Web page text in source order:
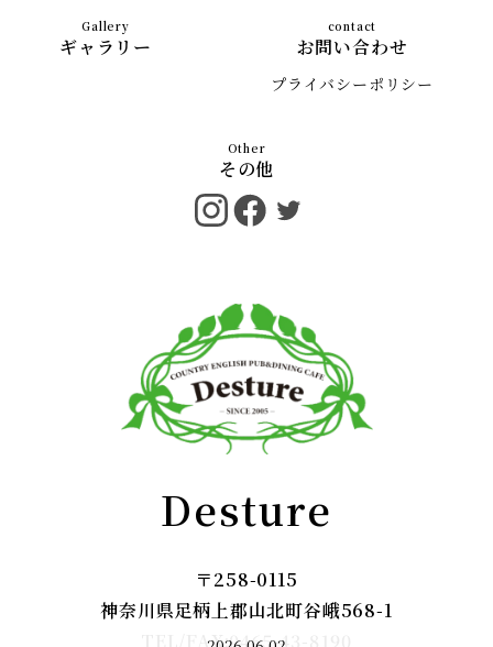
ギャラリー お問い合わせ
プライバシーポリシー
その他
Desture
〒258-0115
神奈川県足柄上郡山北町谷峨568-1
TEL/FAX:0465-43-8190